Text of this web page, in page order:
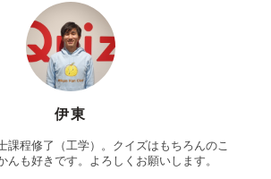
伊東
課程修了（工学）。クイズはもちろんのこ
んも好きです。よろしくお願いします。